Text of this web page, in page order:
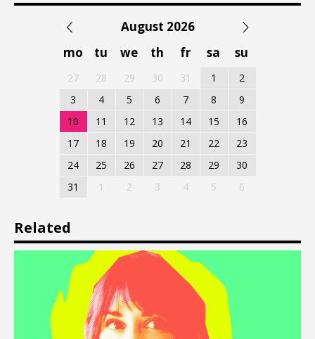
August 2026
mo
tu we th fr sa su
27 28 29 30 31 1
2
3
4 5 6 7 8
9
10
11 12 13 14 15
16
17
18 19 20 21 22
23
24
25 26 27 28 29
30
31
1 2 3 4 5 6
Related